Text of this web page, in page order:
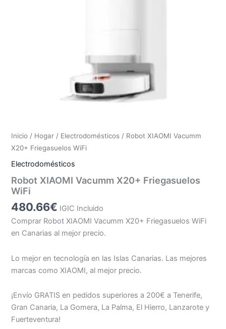
Inicio / Hogar / Electrodomésticos / Robot XIAOMI Vacumm
X20+ Friegasuelos WiFi
Electrodomésticos
Robot XIAOMI Vacumm X20+ Friegasuelos
WiFi
480.66€ IGIC Incluido
Comprar Robot XIAOMI Vacumm X20+ Friegasuelos WiFi
en Canarias al mejor precio.
Lo mejor en tecnología en las Islas Canarias. Las mejores
marcas como XIAOMI, al mejor precio.
¡Envío GRATIS en pedidos superiores a 200€ a Tenerife,
Gran Canaria, La Gomera, La Palma, El Hierro, Lanzarote y
Fuerteventura!